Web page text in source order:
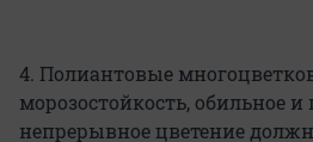
4. Полиантовые
морозостойкость, обильное
непрерывное цветение